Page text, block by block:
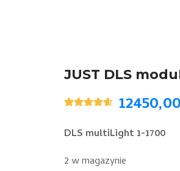
JUST DLS
Oceniony
na
podstawie
5
klientów
12450,00
DLS multiLight 1-1700
2 w magazynie